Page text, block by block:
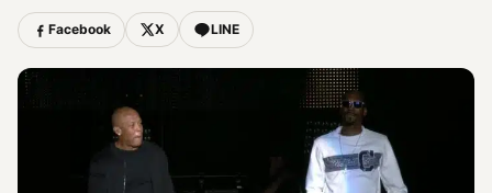
Facebook X LINE